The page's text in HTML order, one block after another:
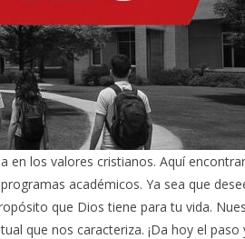
en los valores cristianos. Aquí
académicos. Ya sea que
que Dios tiene para tu vida.
que nos caracteriza. ¡Da hoy el paso